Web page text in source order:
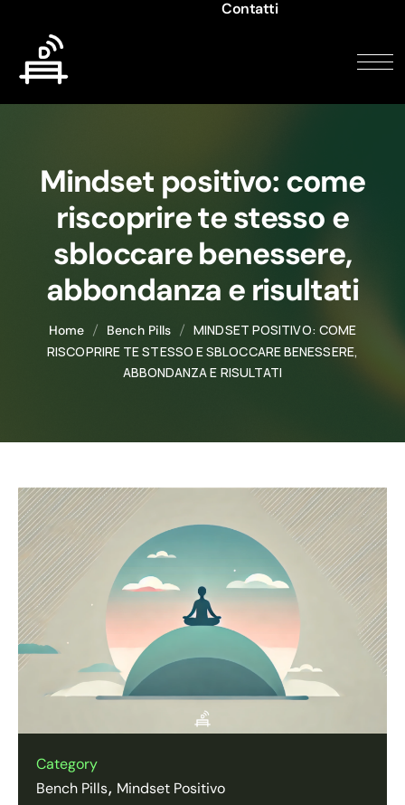
Contatti
Mindset positivo: come
riscoprire te stesso e
sbloccare benessere,
abbondanza e risultati
Home Bench Pills
MINDSET POSITIVO: COME
RISCOPRIRE TE STESSO E SBLOCCARE BENESSERE,
ABBONDANZA E RISULTATI
Category
Bench Pills Mindset Positivo